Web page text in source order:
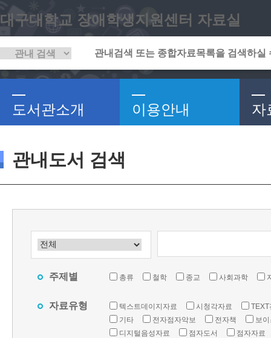
대구대학교 장애학생지원센터 자료실
도서관소개 이용안내 자
관내도서 검색
주제별 총류 철학 종교 사회과학
자료유형 텍스트데이지자료 시청각자료
TEXT
기타
전자점자악보 전자책
보
디지털음성자료
점자도서
점자자료